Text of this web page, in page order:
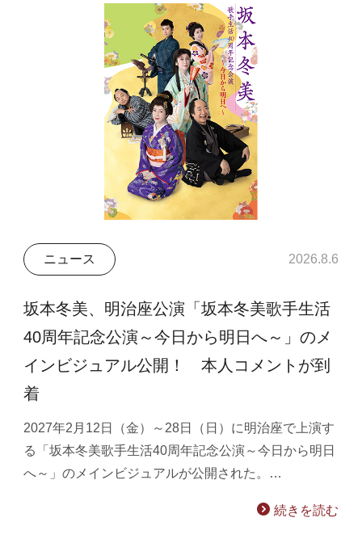
ニュース 2026.8.6
坂本冬美、明治座公演「坂本冬美歌手生活
40周年記念公演～今日から明日へ～」のメ
インビジュアル公開！ 本人コメントが到
着
2027年2月12日（金）～28日（日）に明治座で上演す
る「坂本冬美歌手生活40周年記念公演～今日から明日
へ～」のメインビジュアルが公開された。…
続きを読む